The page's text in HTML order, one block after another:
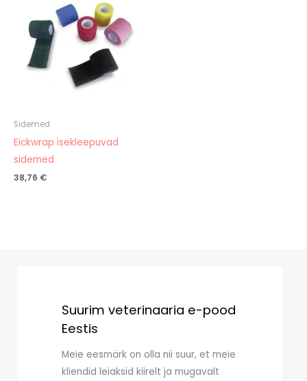
Sidemed
Eickwrap isekleepuvad
sidemed
38,76 €
Suurim veterinaaria e-pood
Eestis
Meie eesmärk on olla nii suur, et meie
kliendid leiaksid kiirelt ja mugavalt